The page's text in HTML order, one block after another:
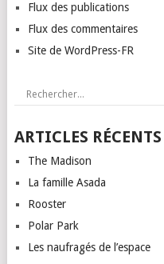
Flux des publications
Flux des commentaires
Site de WordPress-FR
ARTICLES RÉCENTS
The Madison
La famille Asada
Rooster
Polar Park
Les naufragés de l’espace